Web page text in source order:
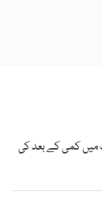
میں کمی کے بعد کی